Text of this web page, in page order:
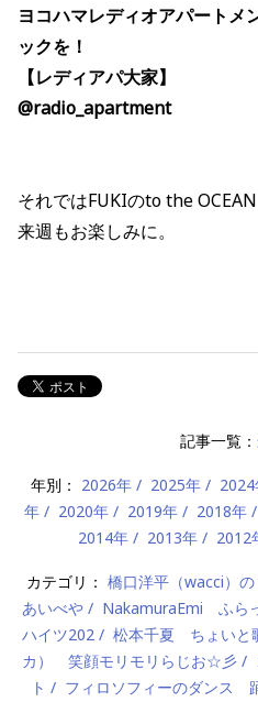
ヨコハマレディオアパート
ックを！
【レディアパ大家】
@radio_apartment
それではFUKIのto the OCEAN
来週もお楽しみに。
記事一覧：
年別： 2026年 2025年 2024
年
2020年 2019年 2018年
2014年
2013年 2012
カテゴリ： 橋口洋平（wacci）の
あいべや
NakamuraEmi ふら
ハイツ202
松本千夏 ちょいと
カ） 笑顔モリモリらじお☆彡
ト
フィロソフィーのダンス